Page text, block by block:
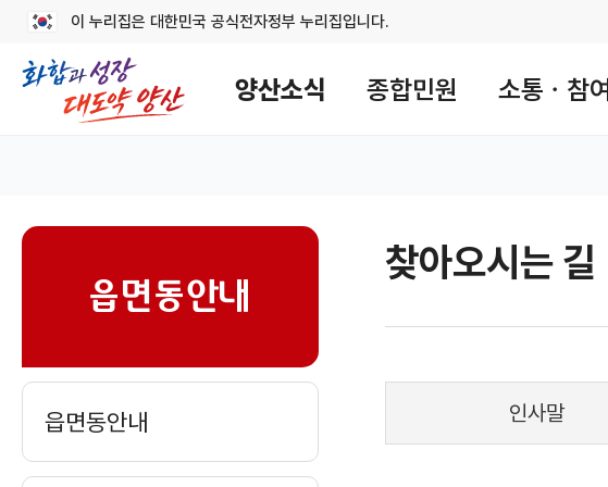
이 누리집은 대한민국 공식전자정부 누리집입니다.
양산소식 종합민원 소통ㆍ참여
읍면동안내
읍면동안내
찾아오시는 길
sns 공유 리스트 열기
본문 인쇄
인사말